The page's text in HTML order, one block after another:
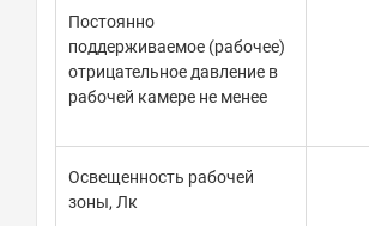
Постоянно
поддерживаемое (рабочее)
отрицательное давление в
рабочей камере не менее
Освещенность рабочей
зоны, Лк